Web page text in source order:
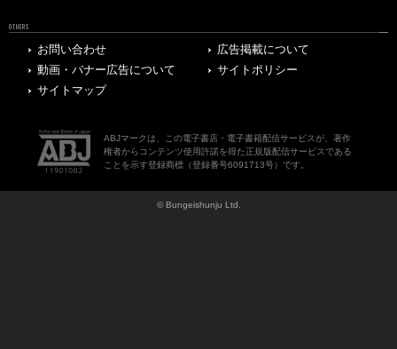
OTHERS
お問い合わせ
広告掲載について
動画・バナー広告について
サイトポリシー
サイトマップ
ABJマークは、この電子書店・電子書籍配信サービスが、著作
権者からコンテンツ使用許諾を得た正規版配信サービスである
ことを示す登録商標（登録番号6091713号）です。
© Bungeishunju Ltd.